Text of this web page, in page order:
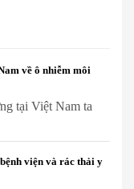
về ô nhiễm môi
tại Việt Nam ta
viện và rác thải y